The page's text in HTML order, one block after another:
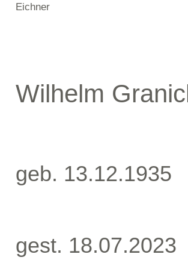
Eichner
Wilhelm
geb. 13.12.1935
gest. 18.07.2023